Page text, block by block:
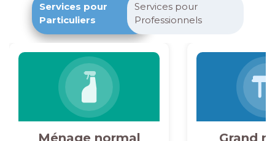
Services pour
Particuliers
Services pour
Professionnels
Ménage normal Grand